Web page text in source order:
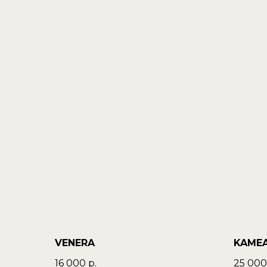
VENERA
16 000 р.
25 000